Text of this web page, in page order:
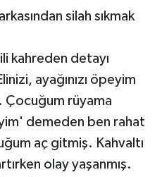
silah sıkmak
kahreden detayı
ayağınızı öpeyim
Çocuğum rüyama
demeden ben rahat
aç gitmiş. Kahvaltı
olay yaşanmış.